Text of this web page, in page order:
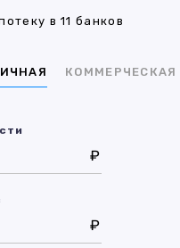
в 11 банков
КОММЕРЧЕСКАЯ
₽
₽